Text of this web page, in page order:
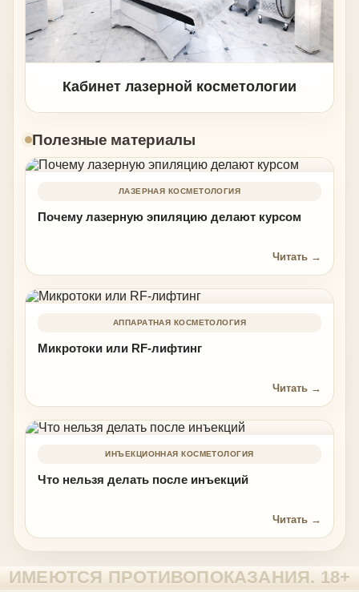
Кабинет лазерной косметологии
Полезные материалы
ЛАЗЕРНАЯ КОСМЕТОЛОГИЯ
Почему лазерную эпиляцию делают курсом
Читать →
АППАРАТНАЯ КОСМЕТОЛОГИЯ
Микротоки или RF-лифтинг
Читать →
ИНЪЕКЦИОННАЯ КОСМЕТОЛОГИЯ
Что нельзя делать после инъекций
Читать →